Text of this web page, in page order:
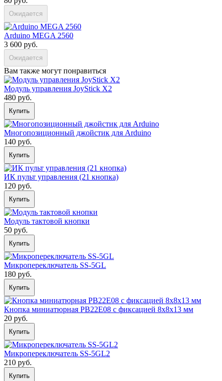
Ожидается
Arduino MEGA 2560
3 600 руб.
Ожидается
Вам также могут понравиться
Модуль управления JoyStick X2
480 руб.
Купить
Многопозиционный джойстик для Arduino
140 руб.
Купить
ИК пульт управления (21 кнопка)
120 руб.
Купить
Модуль тактовой кнопки
50 руб.
Купить
Микропереключатель SS-5GL
180 руб.
Купить
Кнопка миниатюрная PB22E08 с фиксацией 8x8x13 мм
20 руб.
Купить
Микропереключатель SS-5GL2
210 руб.
Купить